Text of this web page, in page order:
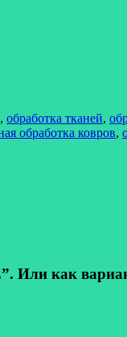
, обработка тканей,
обработка ковров,
как